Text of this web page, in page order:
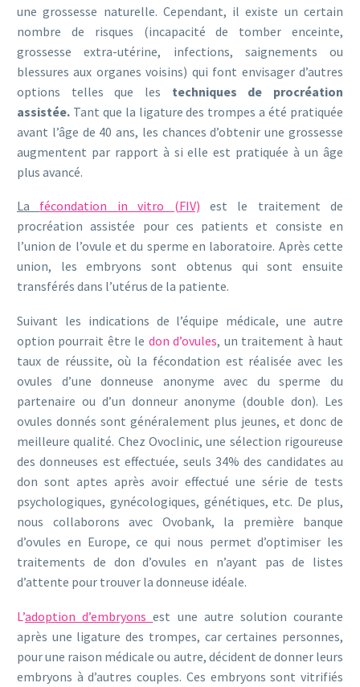
une grossesse naturelle. Cependant, il existe un certain
nombre de risques (incapacité de tomber enceinte,
grossesse extra-utérine, infections, saignements ou
blessures aux organes voisins) qui font envisager d’autres
options telles que les techniques de procréation
assistée. Tant que la ligature des trompes a été pratiquée
avant l’âge de 40 ans, les chances d’obtenir une grossesse
augmentent par rapport à si elle est pratiquée à un âge
plus avancé.
La fécondation in vitro (FIV) est le traitement de
procréation assistée pour ces patients et consiste en
l’union de l’ovule et du sperme en laboratoire. Après cette
union, les embryons sont obtenus qui sont ensuite
transférés dans l’utérus de la patiente.
Suivant les indications de l’équipe médicale, une autre
option pourrait être le don d’ovules, un traitement à haut
taux de réussite, où la fécondation est réalisée avec les
ovules d’une donneuse anonyme avec du sperme du
partenaire ou d’un donneur anonyme (double don). Les
ovules donnés sont généralement plus jeunes, et donc de
meilleure qualité. Chez Ovoclinic, une sélection rigoureuse
des donneuses est effectuée, seuls 34% des candidates au
don sont aptes après avoir effectué une série de tests
psychologiques, gynécologiques, génétiques, etc. De plus,
nous collaborons avec Ovobank, la première banque
d’ovules en Europe, ce qui nous permet d’optimiser les
traitements de don d’ovules en n’ayant pas de listes
d’attente pour trouver la donneuse idéale.
L’adoption d’embryonsest une autre solution courante
après une ligature des trompes, car certaines personnes,
pour une raison médicale ou autre, décident de donner leurs
embryons à d’autres couples. Ces embryons sont vitrifiés